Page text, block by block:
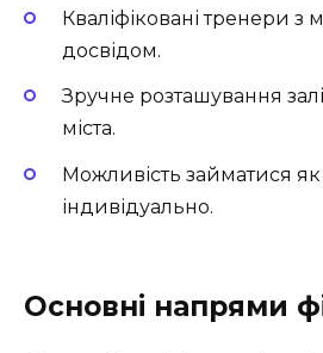
Кваліфіковані тренери
досвідом.
Зручне розташування
міста.
Можливість займатися як
індивідуально.
Основні напрями